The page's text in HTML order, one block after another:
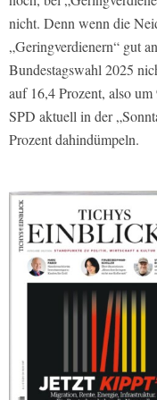
nicht. Denn wenn die
„Geringverdienern“ gut
Bundestagswahl 2025
auf 16,4 Prozent, also
SPD aktuell in der
Prozent dahindümpeln.